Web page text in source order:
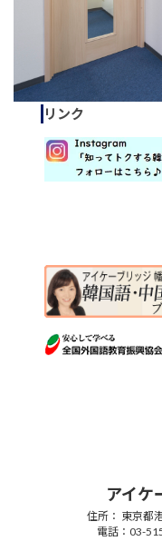
リンク
アイケ
住所： 東京都
電話：03-